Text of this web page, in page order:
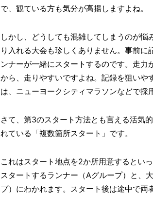
で、観ている方も気分が高揚しますよね。
しかし、どうしても混雑してしまうのが
り入れる大会も珍しくありません。事前
ンナーが一緒にスタートするのです。走
から、走りやすいですよね。記録を狙いや
は、ニューヨークシティマラソンなどで採
さて、第3のスタート方法とも言える活気
れている「複数箇所スタート」です。
これはスタート地点を2か所用意するとい
スタートするランナー（Aグループ）と、
プ）にわかれます。スタート後は途中で